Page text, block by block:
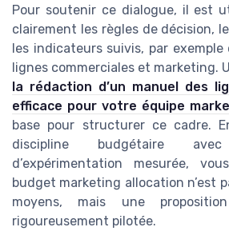
Pour soutenir ce dialogue, il est
clairement les règles de décision,
les indicateurs suivis, par
lignes commerciales et marketing.
la rédaction d’un manuel des
efficace pour votre équipe
base pour structurer ce cadre.
discipline budgétaire
d’expérimentation mesurée,
budget marketing allocation n’est
moyens, mais une proposition
rigoureusement pilotée.